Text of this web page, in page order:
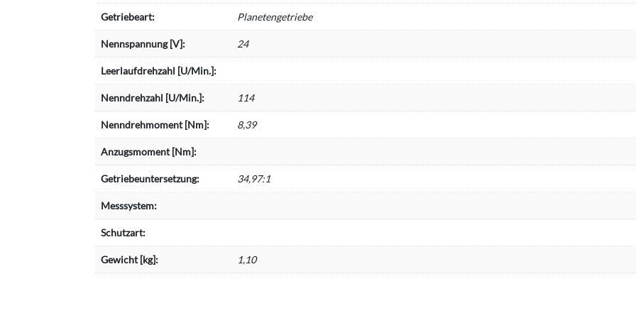
Getriebeart: Planetengetriebe
Nennspannung [V]: 24
Leerlaufdrehzahl [U/Min.]:
Nenndrehzahl [U/Min.]: 114
Nenndrehmoment [Nm]: 8,39
Anzugsmoment [Nm]:
Getriebeuntersetzung: 34,97:1
Messsystem:
Schutzart:
Gewicht [kg]: 1,10